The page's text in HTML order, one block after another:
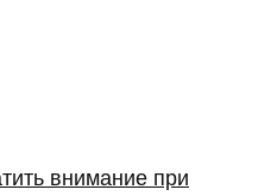
внимание при